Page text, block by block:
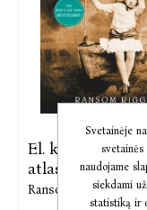
El. knyga Dienų
atlasas. ...
Ransom Riggs
Svetainėje
naudojame
siekdami
statistiką ir